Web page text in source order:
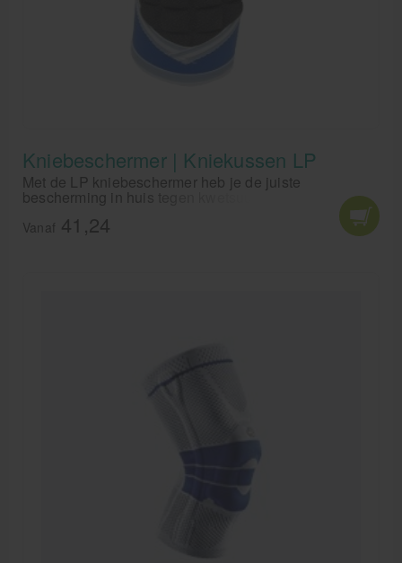
Kniebeschermer | Kniekussen LP
Met de LP kniebeschermer heb je de juiste
bescherming in huis tegen kwetsuur van de knie. De
LP kniebeschermer word veel gebruikt in de handbal
en volleybal en is uitermate geschikt voor keepers.
Vanaf 41,24